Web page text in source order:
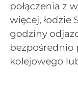
połączenia z
więcej, łodzie
godziny
bezpośrednio
kolejowego